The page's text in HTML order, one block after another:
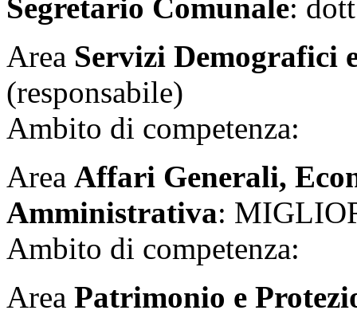
Segretario Comunale:
Area Servizi Demografici
(responsabile)
Ambito di competenza:
Area Affari Generali,
Amministrativa:
Ambito di competenza:
Area Patrimonio e